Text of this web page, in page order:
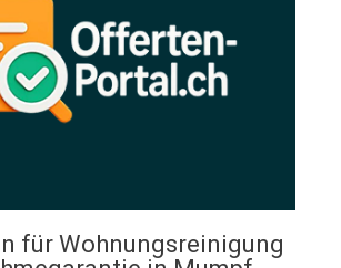
für Wohnungsreinigung